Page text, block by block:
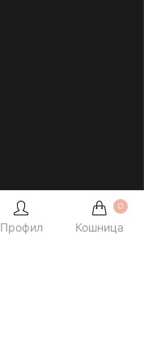
Профил
0
Кошница